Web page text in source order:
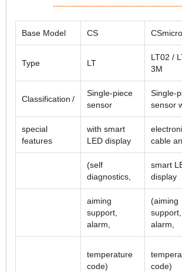
Base Model CS CSmicro
Type LT
LT02 /
3M
Classification /
Single-piece
sensor
Single-
sensor
special
features
with smart
LED display
cable
(self
diagnostics,
smart
display
aiming
support,
alarm,
(aiming
support,
alarm,
temperature
code)
code)